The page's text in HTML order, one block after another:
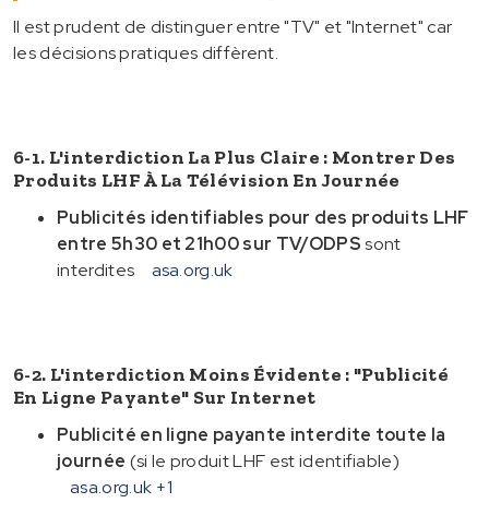
Il est prudent de distinguer entre "TV" et "Internet" car
les décisions pratiques diffèrent.
6-1. L'interdiction La Plus Claire : Montrer Des
Produits LHF À La Télévision En Journée
Publicités identifiables pour des produits LHF
entre 5h30 et 21h00 sur TV/ODPSsont
interdites
asa.org.uk
6-2. L'interdiction Moins Évidente : "publicité
En Ligne Payante" Sur Internet
Publicité en ligne payante interdite toute la
journée (si le produit LHF est identifiable)
asa.org.uk +1